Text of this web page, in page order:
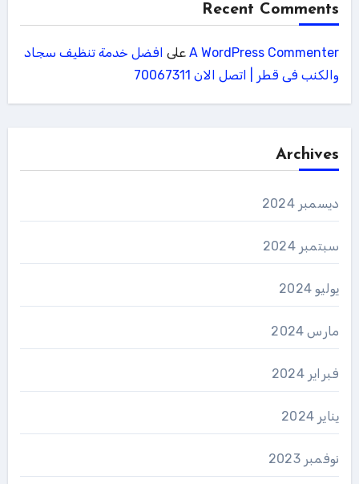
Recent Comments
A WordPress Commenterعلى افضل خدمة تنظيف سجاد
والكنب فى قطر | اتصل الان 70067311
Archives
ديسمبر 2024
سبتمبر 2024
يوليو 2024
مارس 2024
فبراير 2024
يناير 2024
نوفمبر 2023